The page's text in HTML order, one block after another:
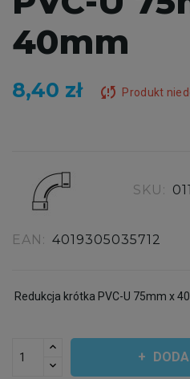
40mm
8,40 zł sync_problem Produkt
SKU:
EAN: 4019305035712
Redukcja krótka PVC-U 75mm x